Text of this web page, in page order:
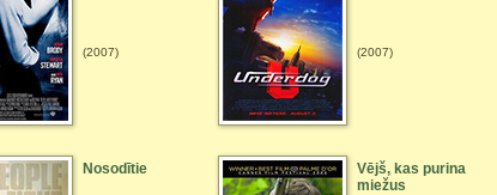
(2007) (2007)
Nosodītie
Vējš, kas purina
miežus